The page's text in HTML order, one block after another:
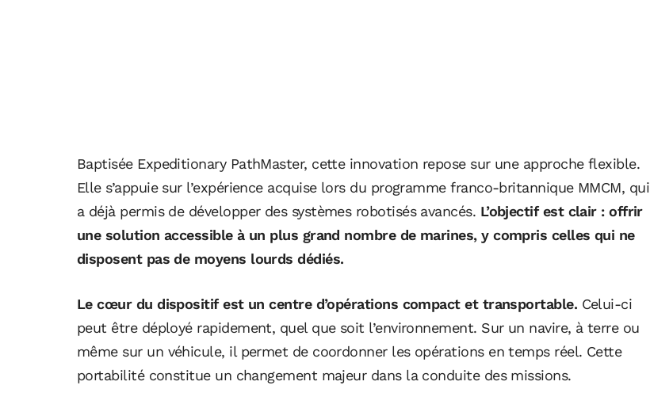
Baptisée Expeditionary PathMaster, cette innovation repose sur une approche flexible.
Elle s’appuie sur l’expérience acquise lors du programme franco-britannique MMCM, qui
a déjà permis de développer des systèmes robotisés avancés. L’objectif est clair : offrir
une solution accessible à un plus grand nombre de marines, y compris celles qui ne
disposent pas de moyens lourds dédiés.
Le cœur du dispositif est un centre d’opérations compact et transportable. Celui-ci
peut être déployé rapidement, quel que soit l’environnement. Sur un navire, à terre ou
même sur un véhicule, il permet de coordonner les opérations en temps réel. Cette
portabilité constitue un changement majeur dans la conduite des missions.